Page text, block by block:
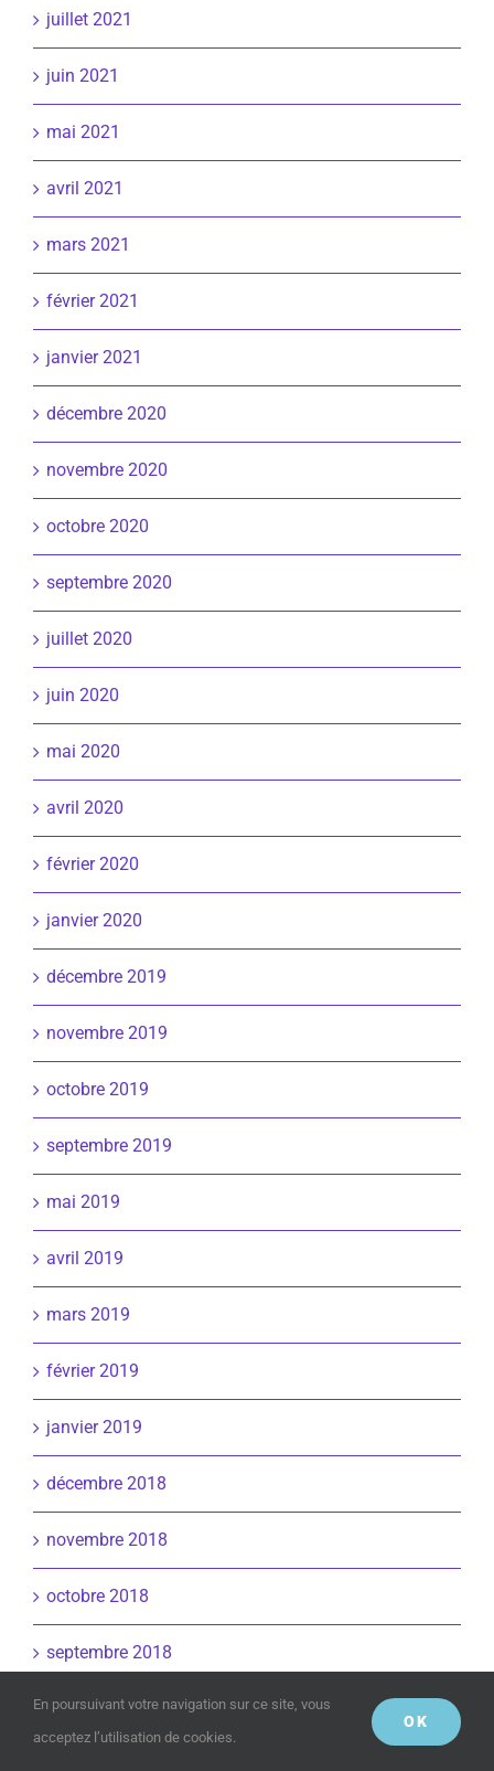
juillet 2021
juin 2021
mai 2021
avril 2021
mars 2021
février 2021
janvier 2021
décembre 2020
novembre 2020
octobre 2020
septembre 2020
juillet 2020
juin 2020
mai 2020
avril 2020
février 2020
janvier 2020
décembre 2019
novembre 2019
octobre 2019
septembre 2019
mai 2019
avril 2019
mars 2019
février 2019
janvier 2019
décembre 2018
novembre 2018
octobre 2018
septembre 2018
mai 2018
En poursuivant votre navigation sur ce site, vous
acceptez l’utilisation de cookies.
OK